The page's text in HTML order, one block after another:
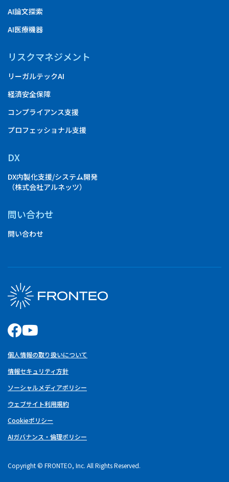
AI論文探索
AI医療機器
リスクマネジメント
リーガルテックAI
経済安全保障
コンプライアンス支援
プロフェッショナル支援
DX
DX内製化支援/システム開発
（株式会社アルネッツ）
問い合わせ
問い合わせ
個人情報の取り扱いについて
情報セキュリティ方針
ソーシャルメディアポリシー
ウェブサイト利用規約
Cookieポリシー
AIガバナンス・倫理ポリシー
Copyright © FRONTEO, Inc. All Rights Reserved.